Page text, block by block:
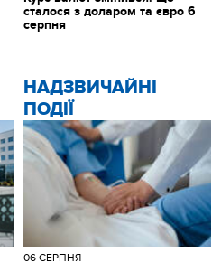
НАДЗВИЧАЙНІ
ПОДІЇ
06 СЕРПНЯ
сталося з доларом та євро 6
серпня